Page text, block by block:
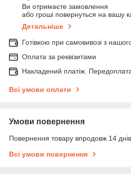
Ви отримаєте замовлення
або гроші повернуться на вашу
Детальніше
Готівкою при самовивозі з
Оплата за реквізитами
Накладений платіж.
Всі умови оплати
Умови повернення
Повернення товару впродовж 14
Всі умови повернення